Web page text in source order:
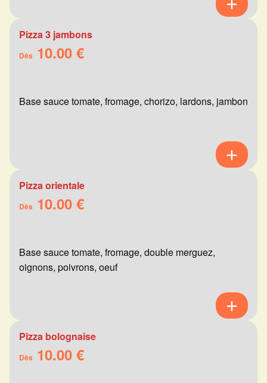
Pizza 3 jambons
Dès 10.00 €
Base sauce tomate, fromage, chorizo, lardons, jambon
Pizza orientale
Dès 10.00 €
Base sauce tomate, fromage, double merguez,
oignons, poivrons, oeuf
Pizza bolognaise
Dès 10.00 €